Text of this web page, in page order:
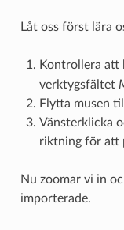
Låt oss först lära
Kontrollera att
verktygsfältet
Flytta musen
Vänsterklicka
riktning för att
Nu zoomar vi in
importerade.